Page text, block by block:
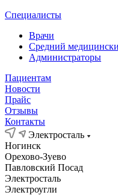
Специалисты
Врачи
Средний
Администраторы
Пациентам
Новости
Прайс
Отзывы
Контакты
Электросталь
Ногинск
Орехово-Зуево
Павловский Посад
Электросталь
Электроугли